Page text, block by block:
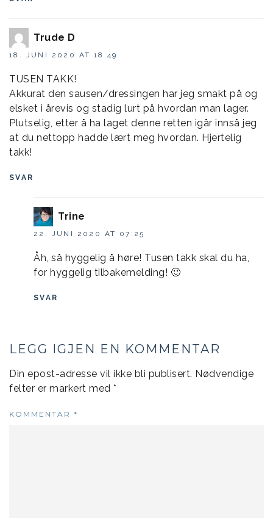
Trude D
18. JUNI 2020 AT 18:49
TUSEN TAKK!
Akkurat den sausen/dressingen har jeg smakt på og
elsket i årevis og stadig lurt på hvordan man lager.
Plutselig, etter å ha laget denne retten igår innså jeg
at du nettopp hadde lært meg hvordan. Hjertelig
takk!
SVAR
Trine
22. JUNI 2020 AT 07:25
Åh, så hyggelig å høre! Tusen takk skal du ha,
for hyggelig tilbakemelding! 🙂
SVAR
LEGG IGJEN EN KOMMENTAR
Din epost-adresse vil ikke bli publisert. Nødvendige
felter er markert med *
KOMMENTAR *